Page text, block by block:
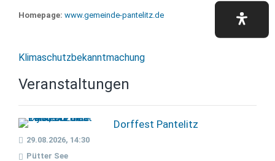
Homepage: www.gemeinde-pantelitz.de
Klimaschutzbekanntmachung
Veranstaltungen
Dorffest Pantelitz
29.08.2026, 14:30
Pütter See